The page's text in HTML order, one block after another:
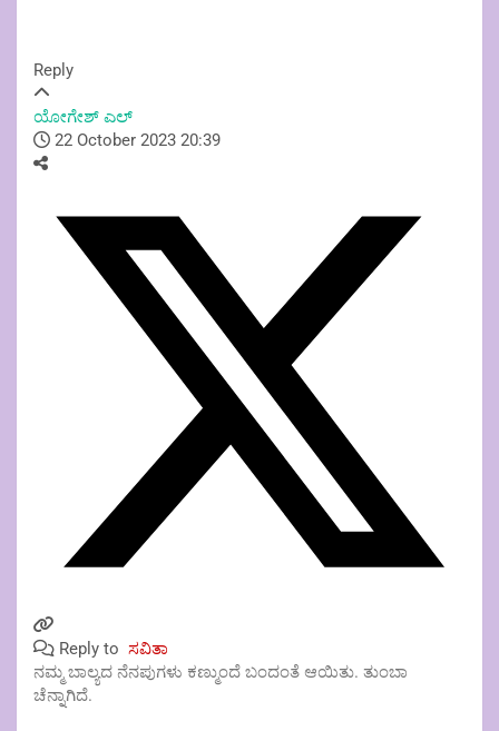
Reply
ಯೋಗೇಶ್ ಎಲ್
22 October 2023 20:39
Reply to ಸವಿತಾ
ನಮ್ಮ ಬಾಲ್ಯದ ನೆನಪುಗಳು ಕಣ್ಮುಂದೆ ಬಂದಂತೆ ಆಯಿತು. ತುಂಬಾ
ಚೆನ್ನಾಗಿದೆ.